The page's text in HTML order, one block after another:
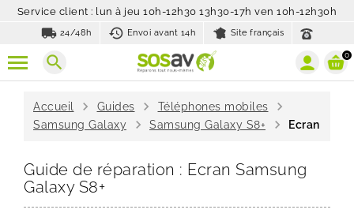
Service client : lun à jeu 10h-12h30 13h30-17h ven 10h-12h30h
local_shipping 24/48h history_toggle_off
Envoi avant 14h Site français
search 0
Accueil chevron_right Guides chevron_right Téléphones mobiles chevron_right
Samsung Galaxy chevron_right Samsung Galaxy S8+ chevron_right Ecran
Guide de réparation : Ecran Samsung
Galaxy S8+